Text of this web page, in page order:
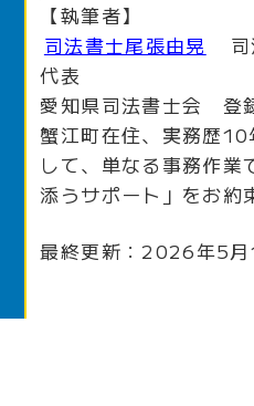
【執筆者】
司法書士尾張由晃
司
代表
愛知県司法書士会 登
蟹江町在住、実務歴
して、単なる事務作業
添うサポート」をお約
最終更新：2026年5